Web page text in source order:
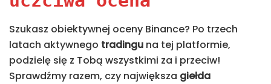
Szukasz obiektywnej oceny Binance? Po trzech
latach aktywnego tradingu na tej platformie,
podzielę się z Tobą wszystkimi za i przeciw!
Sprawdźmy razem, czy największa giełda